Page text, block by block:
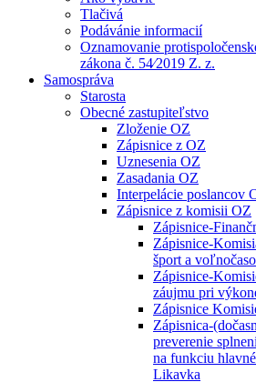
Tlačivá
Podávánie informacií
Oznamovanie
zákona č. 54⁄2019 Z. z.
Samospráva
Starosta
Obecné zastupiteľstvo
Zloženie OZ
Zápisnice z OZ
Uznesenia OZ
Zasadania OZ
Interpelácie poslancov
Zápisnice z komisii OZ
Zápisnice-
Zápisnice-
šport a
Zápisnice-
záujmu pri
Zápisnice
Zápisnica-
preverenie
na funkciu
Likavka